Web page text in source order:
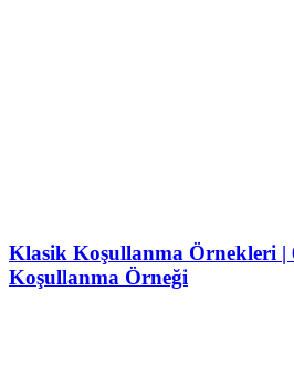
Klasik Koşullanma Örnekleri |
Koşullanma Örneği